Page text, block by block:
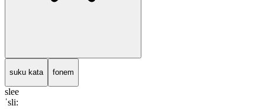
suku kata fonem
slee
ˈsli: